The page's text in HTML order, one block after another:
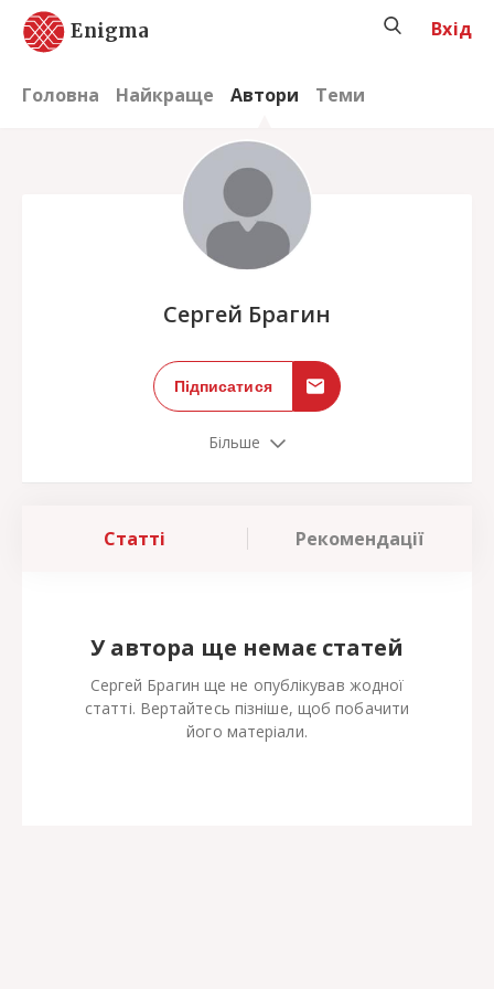
Enigma
Головна Найкраще Автори Теми
Вхід
Сергей Брагин
Підписатися
Більше
Статті Рекомендації
У автора ще немає статей
Сергей Брагин ще не опублікував жодної
статті. Вертайтесь пізніше, щоб побачити
його матеріали.